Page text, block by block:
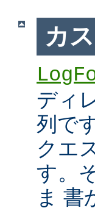
カ
ディ
列で
クエ
す。
ま 書